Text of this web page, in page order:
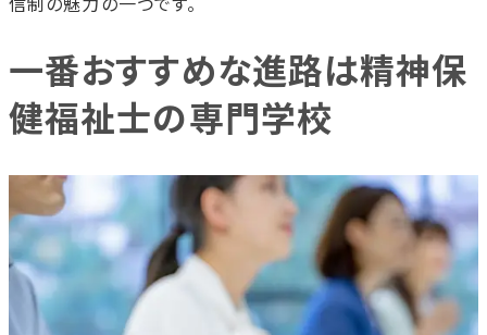
一番おすすめな進路は精神保
健福祉士の専門学校